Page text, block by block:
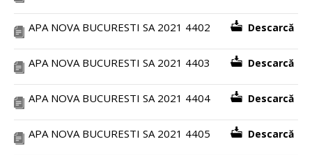
APA NOVA BUCURESTI SA 2021 4402 Descarcă
APA NOVA BUCURESTI SA 2021 4403 Descarcă
APA NOVA BUCURESTI SA 2021 4404 Descarcă
APA NOVA BUCURESTI SA 2021 4405 Descarcă